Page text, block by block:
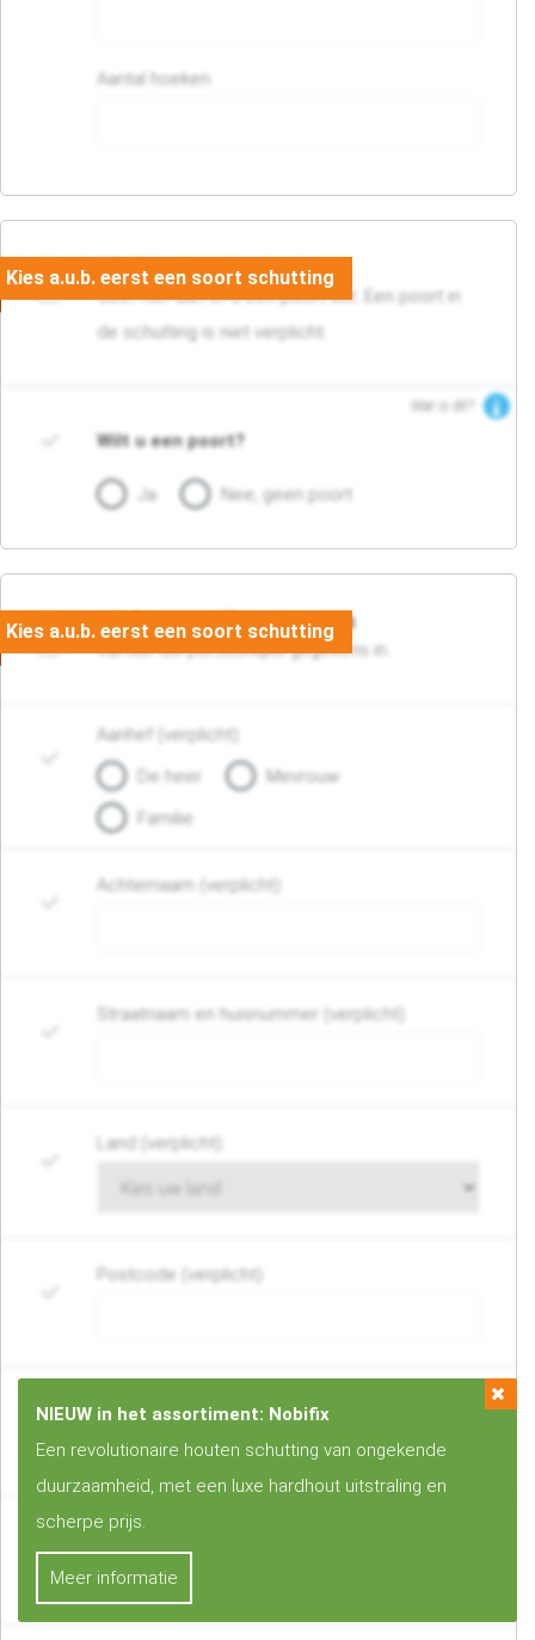
Aantal hoeken
05. Poort
Geef hier aan of u een poort wilt. Een poort in
de schutting is niet verplicht.
Wat is dit?
Wilt u een poort?
Ja Nee, geen poort
06. Persoonlijke gegevens
Vul hier uw persoonlijke gegevens in..
Aanhef (verplicht)
De heer
Mevrouw
Familie
Achternaam (verplicht)
Straatnaam en huisnummer (verplicht)
Land (verplicht)
Postcode (verplicht)
Woonplaats (verplicht)
Telefoonnummer of mobiel nummer (verplicht)
NIEUW in het assortiment: Nobifix
Een revolutionaire houten schutting van ongekende
duurzaamheid, met een luxe hardhout uitstraling en
scherpe prijs.
Meer informatie